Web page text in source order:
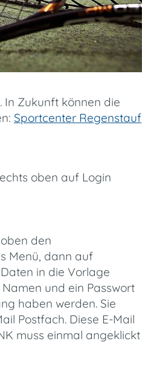
In Zukunft können die
Sportcenter Regenstauf
oben auf Login
den
Menü, dann auf
in die Vorlage
und ein Passwort
haben werden. Sie
Postfach. Diese E-Mail
muss einmal angeklickt